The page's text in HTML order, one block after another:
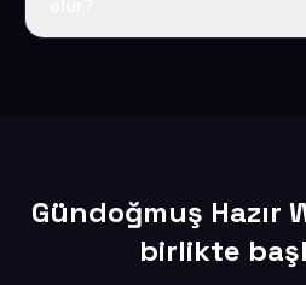
Gündoğmuş Hazır
birlikte